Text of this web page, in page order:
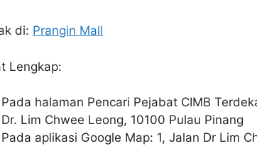
di: Prangin Mall
Lengkap:
Pada halaman Pencari Pejabat CIMB
Dr. Lim Chwee Leong, 10100 Pulau Pinang
Pada aplikasi Google Map: 1, Jalan Dr Lim